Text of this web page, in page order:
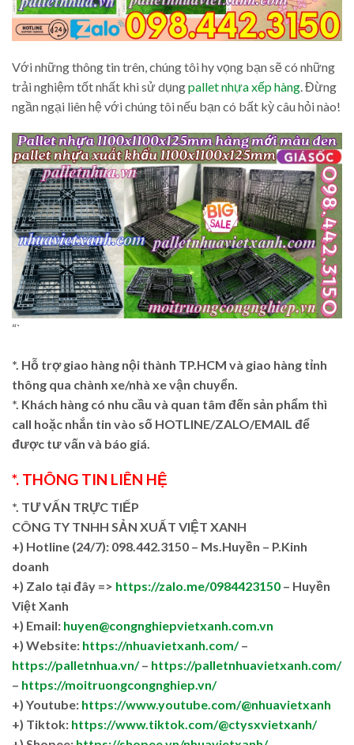
Với những thông tin trên, chúng tôi hy vọng bạn sẽ có những
trải nghiệm tốt nhất khi sử dụngpallet nhựa xếp hàng. Đừng
ngần ngại liên hệ với chúng tôi nếu bạn có bất kỳ câu hỏi nào!
“`
*. Hỗ trợ giao hàng nội thành TP.HCM và giao hàng tỉnh
thông qua chành xe/nhà xe vận chuyển.
*. Khách hàng có nhu cầu và quan tâm đến sản phẩm thì
call hoặc nhắn tin vào số HOTLINE/ZALO/EMAIL để
được tư vấn và báo giá.
*. THÔNG TIN LIÊN HỆ
*. TƯ VẤN TRỰC TIẾP
CÔNG TY TNHH SẢN XUẤT VIỆT XANH
+) Hotline (24/7): 098.442.3150 – Ms.Huyền – P.Kinh
doanh
+) Zalo tại đây => https://zalo.me/0984423150 – Huyền
Việt Xanh
+) Email: huyen@congnghiepvietxanh.com.vn
+) Website: https://nhuavietxanh.com/–
https://palletnhua.vn/– https://palletnhuavietxanh.com/
– https://moitruongcongnghiep.vn/
+) Youtube: https://www.youtube.com/@nhuavietxanh
+) Tiktok: https://www.tiktok.com/@ctysxvietxanh/